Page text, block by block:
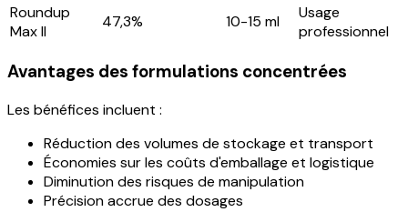
Roundup
Max II
47,3% 10-15 ml
Usage
professionnel
Avantages des formulations concentrées
Les bénéfices incluent :
Réduction des volumes de stockage et transport
Économies sur les coûts d'emballage et logistique
Diminution des risques de manipulation
Précision accrue des dosages